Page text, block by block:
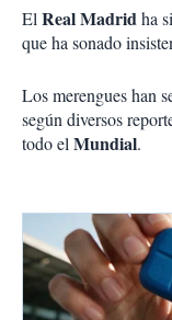
ElReal Madridha
que ha sonado
Los merengues han
según diversos
todo elMundial.